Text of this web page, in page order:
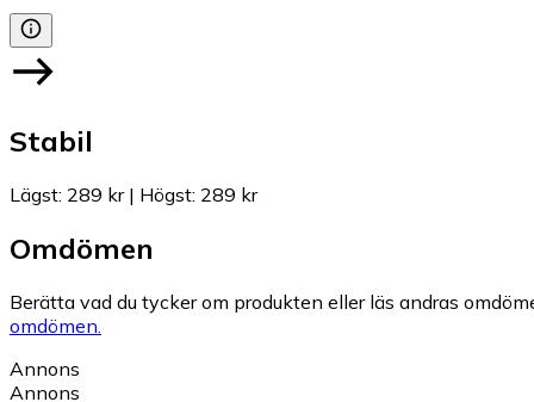
Stabil
Lägst: 289 kr| Högst: 289 kr
Omdömen
Berätta vad du tycker om produkten eller läs andras
omdömen.
Annons
Annons